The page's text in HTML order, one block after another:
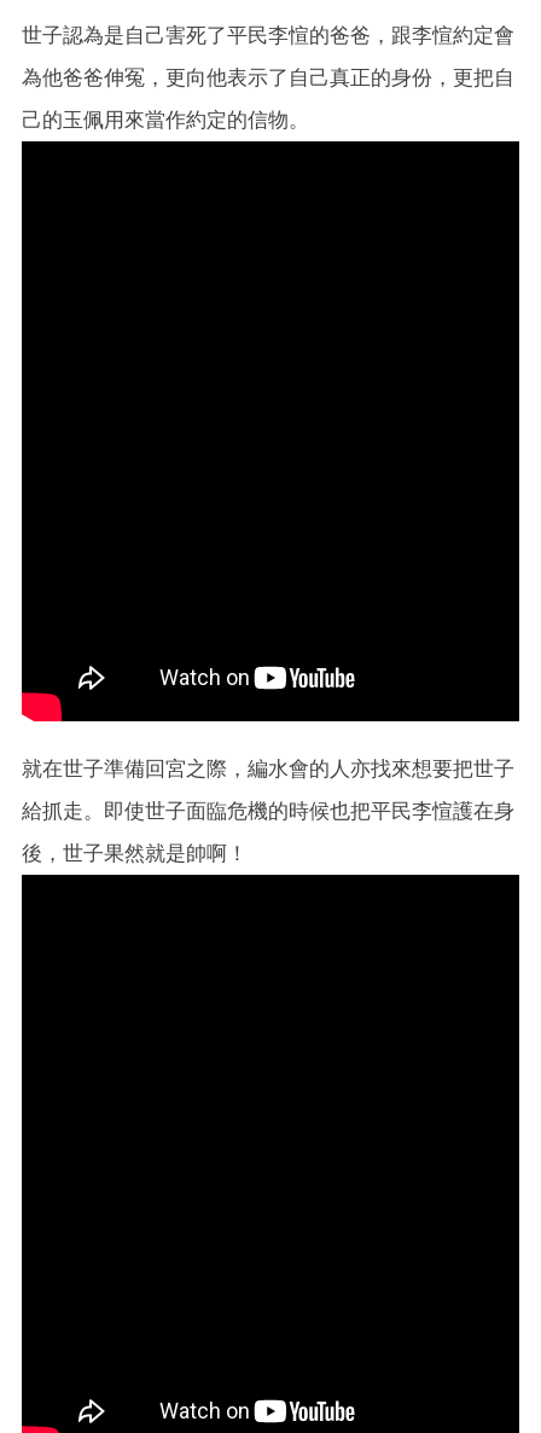
世子認為是自己害死了平民李愃的爸爸，跟李愃約定會
為他爸爸伸冤，更向他表示了自己真正的身份，更把自
己的玉佩用來當作約定的信物。
就在世子準備回宮之際，編水會的人亦找來想要把世子
給抓走。即使世子面臨危機的時候也把平民李愃護在身
後，世子果然就是帥啊！